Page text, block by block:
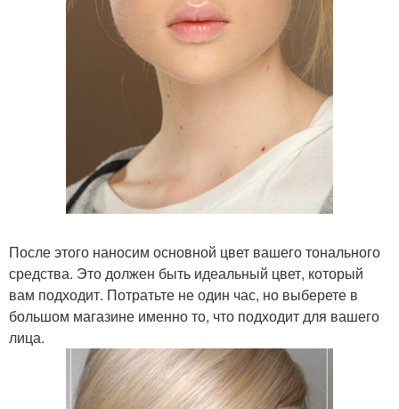
После этого наносим основной цвет вашего тонального
средства. Это должен быть идеальный цвет, который
вам подходит. Потратьте не один час, но выберете в
большом магазине именно то, что подходит для вашего
лица.